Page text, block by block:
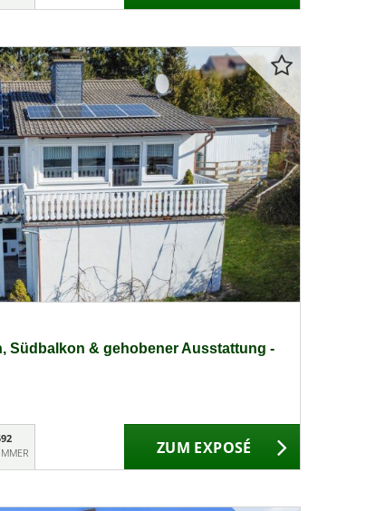
Südbalkon & gehobener Ausstattung -
ZUM EXPOSÉ